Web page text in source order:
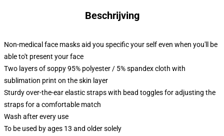
Beschrijving
Non-medical face masks aid you specific your self even when you'll be
able to't present your face
Two layers of soppy 95% polyester / 5% spandex cloth with
sublimation print on the skin layer
Sturdy over-the-ear elastic straps with bead toggles for adjusting the
straps for a comfortable match
Wash after every use
To be used by ages 13 and older solely